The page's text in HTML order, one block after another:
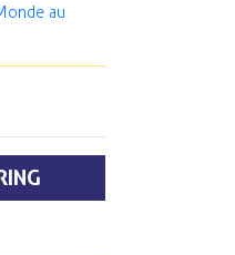
au